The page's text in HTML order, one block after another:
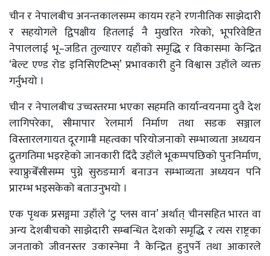
चीन र नेपालबीच अनन्तकालसम्म कायम रहने रणनीतिक साझेदारी
र सहयोगले द्विपक्षीय हितलाई नै मुखरित गरेको, भूपरिवेष्टित
नेपाललाई भू–जडित तुल्याएर यहाँको समृद्धि र विकासमा केन्द्रित
‘बेल्ट एण्ड रोड इनिसिएटिभ्स्’ प्रभावकारी हुने विश्वास उहाँले व्यक्त
गर्नुभयो ।
चीन र नेपालबीच उच्चस्तरमा भएका सहमति कार्यान्वयनमा दुवै देश
लागिपरेका, सीमापार रेलमार्ग निर्माण तथा सडक सञ्जाल
विस्तारलगायत दूरगामी महत्वका परियोजनाको सम्भाव्यता अध्ययन
द्रुतगतिमा भइरहेको जानकारी दिँदै उहाँले भूकम्पपछिको पुनःनिर्माण,
स्याफ्रुबेँसीसम्म पुग्ने सुरुङमार्ग बनाउन सम्भाव्यता अध्ययन पनि
प्रारम्भ भइसकेको बताउनुभयो ।
एक पृथक प्रसङ्गमा उहाँले ‘टु प्लस वान’ अर्थात् चीनसहित भारत वा
अन्य देशबीचको साझेदारी सम्बन्धित देशको समृद्धि र त्यस राष्ट्रका
जनताको जीवनस्तर उकास्नेमा नै केन्द्रित हुनुपर्ने तथा आकारले